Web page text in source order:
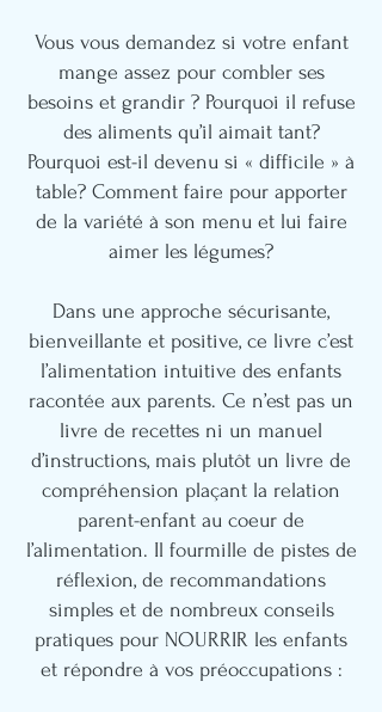
Vous vous demandez si votre enfant
mange assez pour combler ses
besoins et grandir ? Pourquoi il refuse
des aliments qu’il aimait tant?
Pourquoi est-il devenu si « difficile » à
table? Comment faire pour apporter
de la variété à son menu et lui faire
aimer les légumes?
Dans une approche sécurisante,
bienveillante et positive, ce livre c’est
l’alimentation intuitive des enfants
racontée aux parents. Ce n’est pas un
livre de recettes ni un manuel
d’instructions, mais plutôt un livre de
compréhension plaçant la relation
parent-enfant au coeur de
l’alimentation. Il fourmille de pistes de
réflexion, de recommandations
simples et de nombreux conseils
pratiques pour NOURRIR les enfants
et répondre à vos préoccupations :